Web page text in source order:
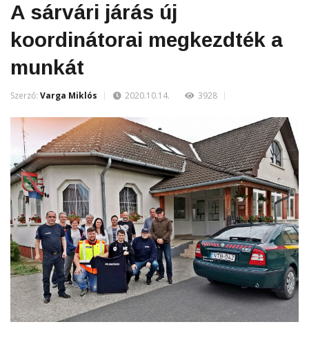
A sárvári járás új
koordinátorai megkezdték a
munkát
Szerző: Varga Miklós 2020.10.14. 3928